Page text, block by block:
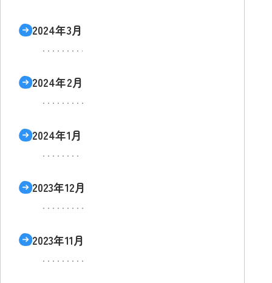
2024年3月
2024年2月
2024年1月
2023年12月
2023年11月